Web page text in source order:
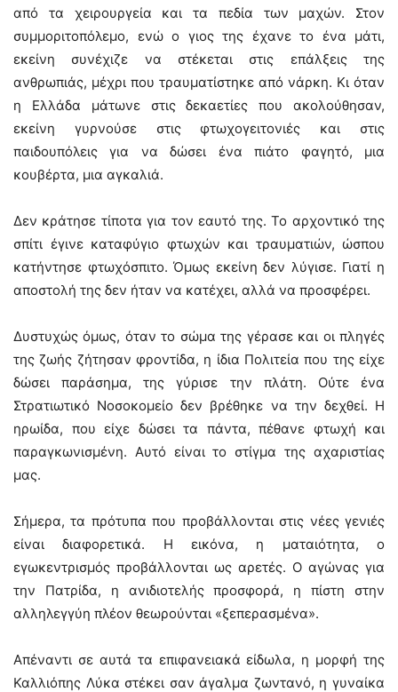
από τα χειρουργεία και τα πεδία των μαχών. Στον
συμμοριτοπόλεμο, ενώ ο γιος της έχανε το ένα μάτι,
εκείνη συνέχιζε να στέκεται στις επάλξεις της
ανθρωπιάς, μέχρι που τραυματίστηκε από νάρκη. Κι όταν
η Ελλάδα μάτωνε στις δεκαετίες που ακολούθησαν,
εκείνη γυρνούσε στις φτωχογειτονιές και στις
παιδουπόλεις για να δώσει ένα πιάτο φαγητό, μια
κουβέρτα, μια αγκαλιά.
Δεν κράτησε τίποτα για τον εαυτό της. Το αρχοντικό της
σπίτι έγινε καταφύγιο φτωχών και τραυματιών, ώσπου
κατήντησε φτωχόσπιτο. Όμως εκείνη δεν λύγισε. Γιατί η
αποστολή της δεν ήταν να κατέχει, αλλά να προσφέρει.
Δυστυχώς όμως, όταν το σώμα της γέρασε και οι πληγές
της ζωής ζήτησαν φροντίδα, η ίδια Πολιτεία που της είχε
δώσει παράσημα, της γύρισε την πλάτη. Ούτε ένα
Στρατιωτικό Νοσοκομείο δεν βρέθηκε να την δεχθεί. Η
ηρωίδα, που είχε δώσει τα πάντα, πέθανε φτωχή και
παραγκωνισμένη. Αυτό είναι το στίγμα της αχαριστίας
μας.
Σήμερα, τα πρότυπα που προβάλλονται στις νέες γενιές
είναι διαφορετικά. Η εικόνα, η ματαιότητα, ο
εγωκεντρισμός προβάλλονται ως αρετές. Ο αγώνας για
την Πατρίδα, η ανιδιοτελής προσφορά, η πίστη στην
αλληλεγγύη πλέον θεωρούνται «ξεπερασμένα».
Απέναντι σε αυτά τα επιφανειακά είδωλα, η μορφή της
Καλλιόπης Λύκα στέκει σαν άγαλμα ζωντανό, η γυναίκα